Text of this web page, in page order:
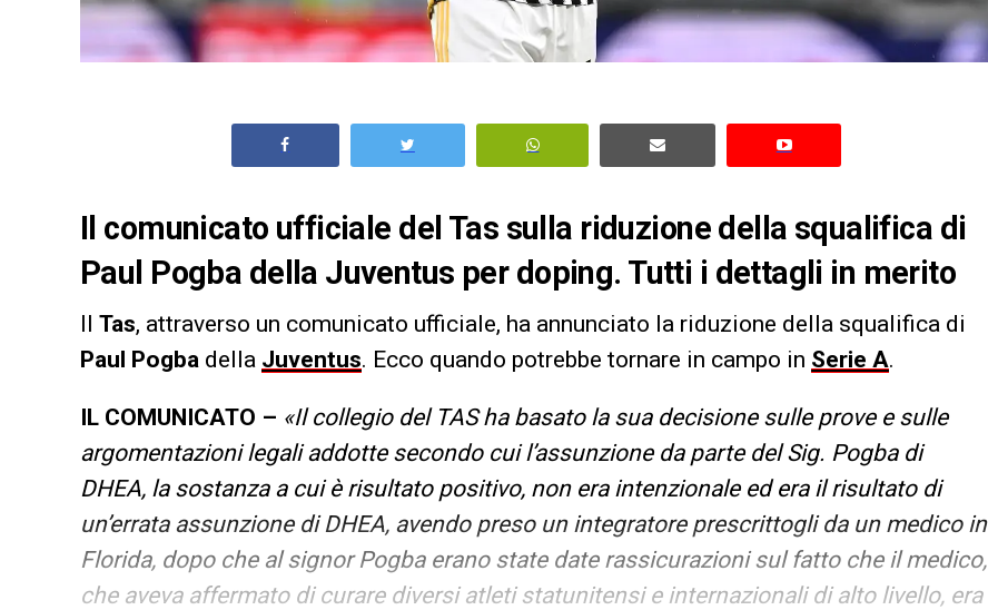
Il comunicato ufficiale del Tas sulla riduzione della squalifica di
Paul Pogba della Juventus per doping. Tutti i dettagli in merito
Il Tas, attraverso un comunicato ufficiale, ha annunciato la riduzione della squalifica di
Paul Pogba della Juventus. Ecco quando potrebbe tornare in campo in Serie A.
IL COMUNICATO – «Il collegio del TAS ha basato la sua decisione sulle prove e sulle
argomentazioni legali addotte secondo cui l’assunzione da parte del Sig. Pogba di
DHEA, la sostanza a cui è risultato positivo, non era intenzionale ed era il risultato di
un’errata assunzione di DHEA, avendo preso un integratore prescrittogli da un medico in
Florida, dopo che al signor Pogba erano state date rassicurazioni sul fatto che il medico,
che aveva affermato di curare diversi atleti statunitensi e internazionali di alto livello, era